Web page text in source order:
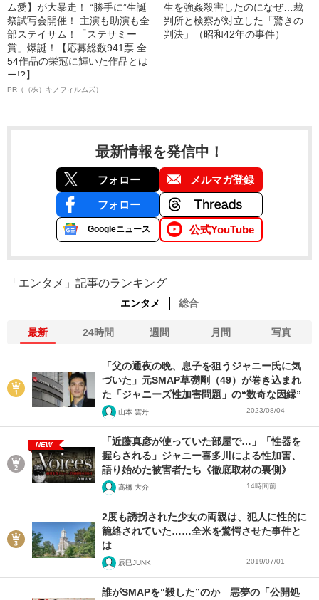
ム愛】が大暴走！ “勝手に”生誕
祭試写会開催！ 主演も助演も全
部ステイサム！「ステサミー
賞」爆誕！【応募総数941票 全
54作品の栄冠に輝いた作品とは
ー!?】
PR（（株）キノフィルムズ）
生を強姦殺害したのになぜ…裁
判所と検察が対立した「驚きの
判決」（昭和42年の事件）
最新情報を発信中！
フォロー メルマガ登録
フォロー
Googleニュース 公式YouTube
「エンタメ」記事のランキング
エンタメ 総合
最新 24時間 週間 月間 写真
「父の通夜の晩、息子を狙うジャニー氏に気
づいた」元SMAP草彅剛（49）が巻き込まれ
た「ジャニーズ性加害問題」の“数奇な因縁”
山本 雲丹 2023/08/04
NEW
「近藤真彦が使っていた部屋で…」「性器を
握らされる」ジャニー喜多川による性加害、
語り始めた被害者たち《徹底取材の裏側》
髙橋 大介 14時間前
2度も誘拐された少女の両親は、犯人に性的に
籠絡されていた……全米を驚愕させた事件と
は
辰巳JUNK 2019/07/01
誰がSMAPを“殺した”のか 悪夢の「公開処